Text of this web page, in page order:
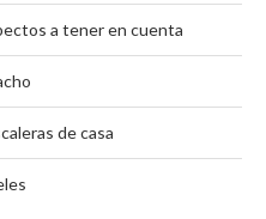
a tener en cuenta
de casa